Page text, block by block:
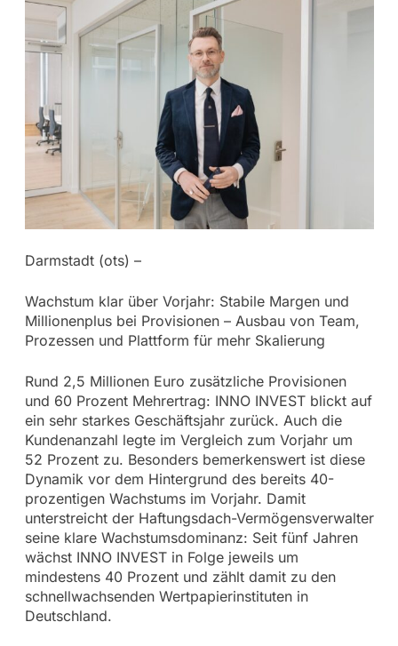
Darmstadt (ots) –
Wachstum klar über Vorjahr: Stabile Margen und
Millionenplus bei Provisionen – Ausbau von Team,
Prozessen und Plattform für mehr Skalierung
Rund 2,5 Millionen Euro zusätzliche Provisionen
und 60 Prozent Mehrertrag: INNO INVEST blickt auf
ein sehr starkes Geschäftsjahr zurück. Auch die
Kundenanzahl legte im Vergleich zum Vorjahr um
52 Prozent zu. Besonders bemerkenswert ist diese
Dynamik vor dem Hintergrund des bereits 40-
prozentigen Wachstums im Vorjahr. Damit
unterstreicht der Haftungsdach-Vermögensverwalter
seine klare Wachstumsdominanz: Seit fünf Jahren
wächst INNO INVEST in Folge jeweils um
mindestens 40 Prozent und zählt damit zu den
schnellwachsenden Wertpapierinstituten in
Deutschland.